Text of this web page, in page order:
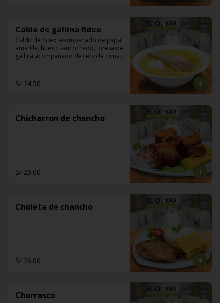
Caldo de gallina fideo
Caldo de fideo acompañado de papa
amarilla, huevo sancochado,  presa de
gallina acompañado de cebolla china,
S/ 24.50
Chicharron de chancho
S/ 26.00
Chuleta de chancho
S/ 26.00
Churrasco